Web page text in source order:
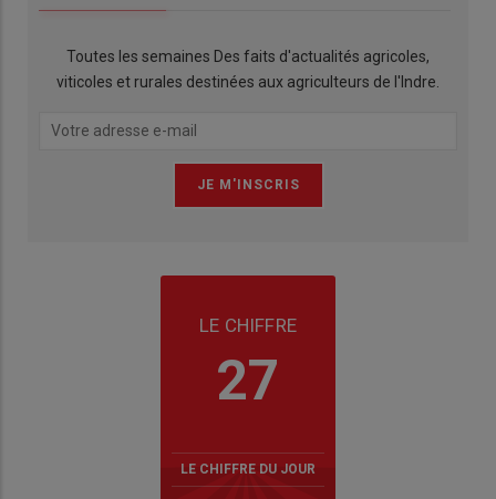
Toutes les semaines Des faits d'actualités agricoles,
viticoles et rurales destinées aux agriculteurs de l'Indre.
LE CHIFFRE
27
LE CHIFFRE DU JOUR